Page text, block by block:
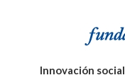
Innovación social